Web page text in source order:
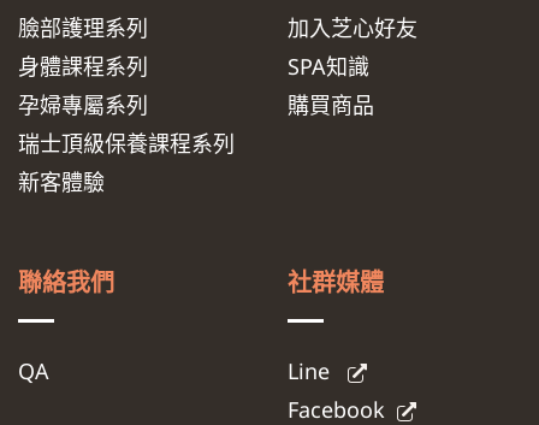
臉部護理系列
身體課程系列
孕婦專屬系列
瑞士頂級保養課程系列
新客體驗
加入芝心好友
SPA知識
購買商品
聯絡我們
QA
社群媒體
Line
Facebook